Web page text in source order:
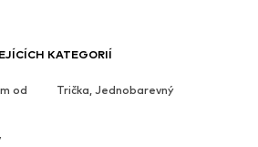
KATEGORIÍ
od
Trička, Jednobarevný